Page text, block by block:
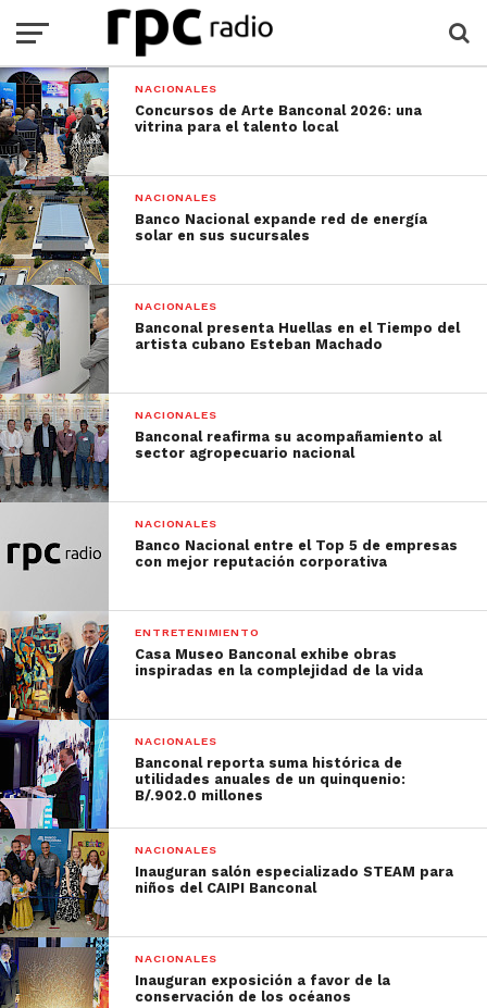
NACIONALES
Concursos de Arte Banconal 2026: una
vitrina para el talento local
NACIONALES
Banco Nacional expande red de energía
solar en sus sucursales
NACIONALES
Banconal presenta Huellas en el Tiempo del
artista cubano Esteban Machado
NACIONALES
Banconal reafirma su acompañamiento al
sector agropecuario nacional
NACIONALES
Banco Nacional entre el Top 5 de empresas
con mejor reputación corporativa
ENTRETENIMIENTO
Casa Museo Banconal exhibe obras
inspiradas en la complejidad de la vida
NACIONALES
Banconal reporta suma histórica de
utilidades anuales de un quinquenio:
B/.902.0 millones
NACIONALES
Inauguran salón especializado STEAM para
niños del CAIPI Banconal
NACIONALES
Inauguran exposición a favor de la
conservación de los océanos